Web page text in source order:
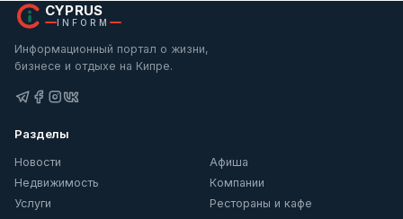
CYPRUS
INFORM
Информационный портал о жизни,
бизнесе и отдыхе на Кипре.
Разделы
Новости
Афиша
Недвижимость
Компании
Услуги
Рестораны и кафе